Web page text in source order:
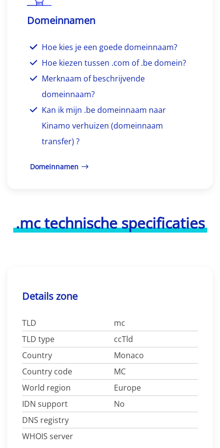
Domeinnamen
Hoe kies je een goede domeinnaam?
Hoe kiezen tussen .com of .be domein?
Merknaam of beschrijvende
domeinnaam?
Kan ik mijn .be domeinnaam naar
Kinamo verhuizen (domeinnaam
transfer) ?
Domeinnamen
.mc technische specificaties
Details zone
TLD
mc
TLD type
ccTld
Country
Monaco
Country code
MC
World region
Europe
IDN support
No
DNS registry
WHOIS server